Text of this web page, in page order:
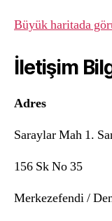
Büyük haritada
İletişim
Adres
Saraylar Mah 1.
156 Sk No 35
Merkezefendi /